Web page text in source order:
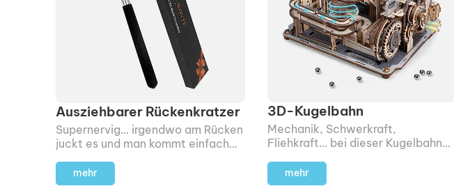
Ausziehbarer Rückenkratzer
Supernervig… irgendwo am Rücken
juckt es und man kommt einfach
kratzen.
mehr
3D-Kugelbahn
Mechanik, Schwerkraft,
Fliehkraft… bei dieser Kugelbahn
die mehrstöckige Bahn so
konzipiert, dass sie ohne Strom
mehr